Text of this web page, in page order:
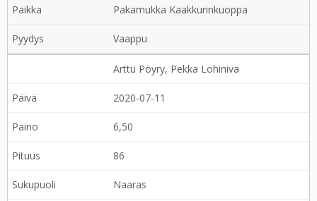
Pakamukka Kaakkurinkuoppa
Vaappu
Arttu Pöyry, Pekka Lohiniva
2020-07-11
6,50
86
Naaras